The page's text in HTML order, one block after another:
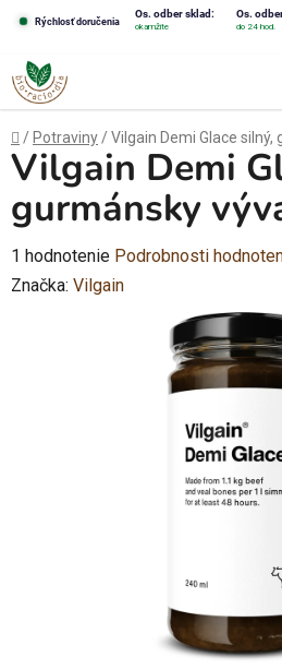
obsah
Rýchlosť doručenia
Os. odber sklad: Os.
okamžite do 24 hod.
Domov
/ Potraviny /Vilgain Demi Glace silný,
Vilgain Demi
gurmánsky
Priemerné
hodnotenie
1 hodnotenie Podrobnosti
Značka: Vilgain